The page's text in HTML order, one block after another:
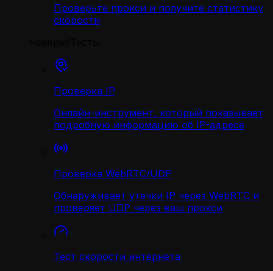
Проверьте прокси и получите статистику
скорости
Проверка IP
Онлайн-инструмент, который показывает
подробную информацию об IP-адресе
Проверка WebRTC/UDP
Обнаруживает утечки IP через WebRTC и
проверяет UDP через ваш прокси
Тест скорости интернета